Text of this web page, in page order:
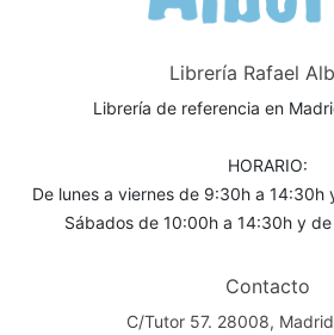
Librería Rafael
Librería de referencia en
HORARIO:
De lunes a viernes de 9:30h a 14:30h
Sábados de 10:00h a 14:30h y
Contacto
C/Tutor 57. 28008,